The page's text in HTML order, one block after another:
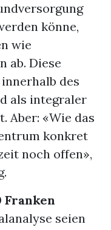
könne,
wie
ab. Diese
des
als integraler
Aber: «Wie das
konkret
noch offen»,
Franken
seien